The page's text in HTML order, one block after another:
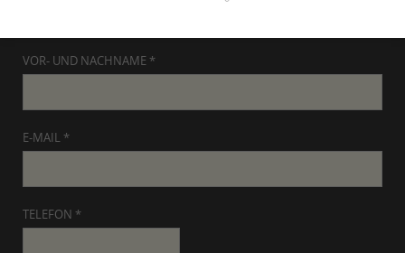
VOR- UND NACHNAME *
E-MAIL *
TELEFON *